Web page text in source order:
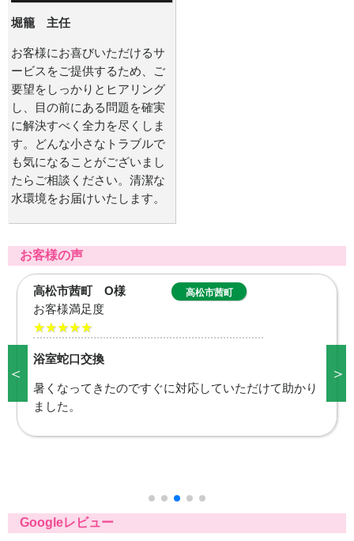
堀籠 主任
お客様にお喜びいただけるサ
ービスをご提供するため、ご
要望をしっかりとヒアリング
し、目の前にある問題を確実
に解決すべく全力を尽くしま
す。どんな小さなトラブルで
も気になることがございまし
たらご相談ください。清潔な
水環境をお届けいたします。
お客様の声
観音寺市吉岡
町 K様
観音寺市吉岡町
お客様満足度
今ではウォシュレットを使用するのが当たり前になっ
＜ ＞
Googleレビュー